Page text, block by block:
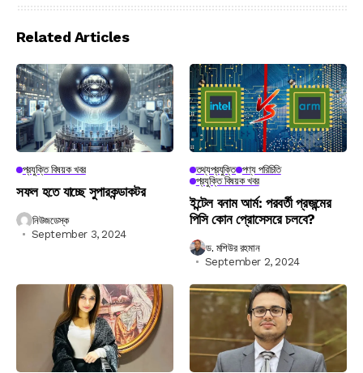
Related Articles
প্রযুক্তি বিষয়ক খবর
সফল হতে যাচ্ছে সুপারকন্ডাকটর
নিউজডেস্ক
September 3, 2024
তথ্যপ্রযুক্তি পণ্য পরিচিতি
প্রযুক্তি বিষয়ক খবর
ইন্টেল বনাম আর্ম: পরবর্তী প্রজন্মের
পিসি কোন প্রোসেসরে চলবে?
ড. মশিউর রহমান
September 2, 2024